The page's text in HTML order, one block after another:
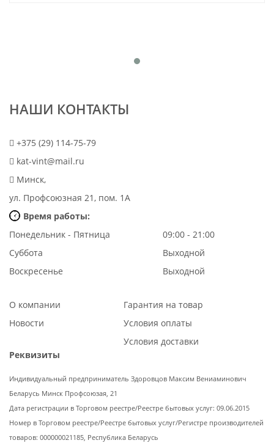
НАШИ КОНТАКТЫ
+375 (29) 114-75-79
kat-vint@mail.ru
Минск,
ул. Профсоюзная 21, пом. 1А
Время работы:
Понедельник - Пятница
09:00 - 21:00
Суббота
Выходной
Воскресенье
Выходной
О компании
Новости
Гарантия на товар
Условия оплаты
Условия доставки
Реквизиты
Индивидуальный предприниматель Здоровцов Максим Вениаминович
Беларусь Минск Профсоюзая, 21
Дата регистрации в Торговом реестре/Реестре бытовых услуг: 09.06.2015
Номер в Торговом реестре/Реестре бытовых услуг/Регистре производителей
товаров: 000000021185, Республика Беларусь